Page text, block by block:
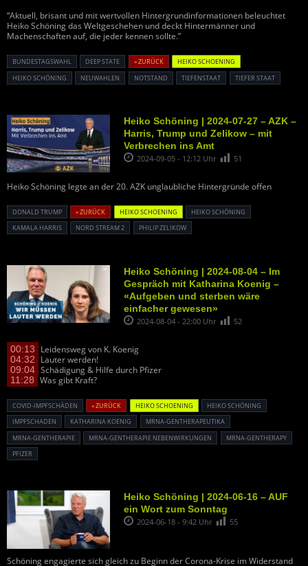
“Aktuell, brisant und mit wertvollen Hintergrundinformationen beleuchtet
Heiko Schöning das Weltgeschehen und deckt Hintermänner und
Machenschaften auf, die jeder kennen sollte.”
BUNDESTAGSWAHL DEEP STATE « ZURÜCK
HEIKO SCHOENING
HEIKO SCHÖNING
NEUWAHLEN NOTSTAND TIEFENSTAAT TIEFER STAAT
Heiko Schöning | 2024-07-27 – AZK –
Harris, Trump und Zelikow – mit
Verbrechen ins Amt
2024-09-05 - 12:12 Uhr 51
Heiko Schöning legte an der 20. AZK unglaubliche Hintergründe offen
DONALD TRUMP « ZURÜCK HEIKO SCHOENING
HEIKO SCHÖNING
KAMALA HARRIS
NORD STREAM 2 PHILIP ZELIKOW
Heiko Schöning | 2024-08-04 – Im
Gespräch mit Katharina Koenig –
«Aufgeben und sterben wäre
einfacher gewesen»
2024-08-04 - 22:00 Uhr 52
00:13 Leidensweg von K. Koenig
04:32 Lauter werden!
09:04 Schädigung & Hilfe durch Pfizer
11:28 Was gibt Kraft?
COVID-IMPFSCHÄDEN « ZURÜCK HEIKO SCHOENING
HEIKO SCHÖNING
IMPFSCHADEN
KATHARINA KOENIG
MRNA-GENTHERAPEUTIKA
MRNA-GENTHERAPIE
MRNA-GENTHERAPIE NEBENWIRKUNGEN
MRNA-GENTHERAPY
PFIZER
Heiko Schöning | 2024-06-16 – AUF
ein Wort zum Sonntag
2024-06-18 - 9:42 Uhr 55
Schöning engagierte sich gleich zu Beginn der Corona-Krise im Widerstand